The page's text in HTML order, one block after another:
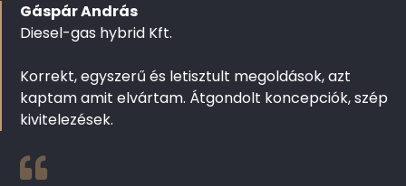
Gáspár András
Diesel-gas hybrid Kft.
Korrekt, egyszerű és letisztult megoldások, azt
kaptam amit elvártam. Átgondolt koncepciók, szép
kivitelezések.